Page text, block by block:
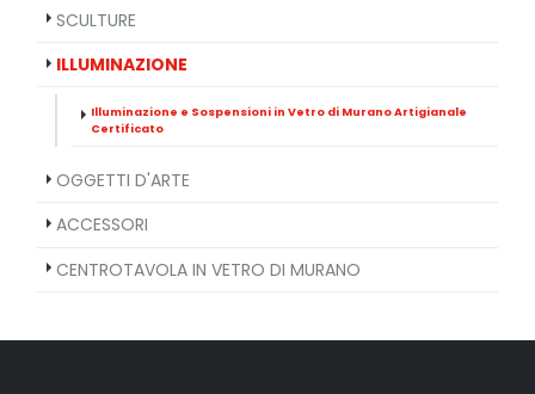
SCULTURE
ILLUMINAZIONE
Illuminazione e Sospensioni in Vetro di Murano Artigianale
Certificato
OGGETTI D'ARTE
ACCESSORI
CENTROTAVOLA IN VETRO DI MURANO